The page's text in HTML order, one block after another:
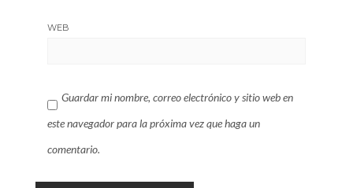
WEB
Guardar mi nombre, correo electrónico y sitio web en
este navegador para la próxima vez que haga un
comentario.